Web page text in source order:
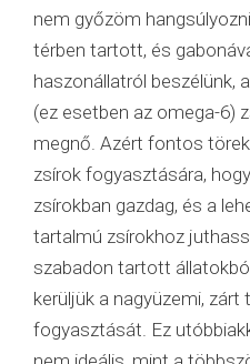
nem győzöm
térben tartott, és
haszonállatról beszélünk,
(ez esetben az omega-6)
megnő. Azért fontos
zsírok fogyasztására,
zsírokban gazdag, és a
tartalmú zsírokhoz
szabadon tartott
kerüljük a nagyüzemi, zárt
fogyasztását. Ez